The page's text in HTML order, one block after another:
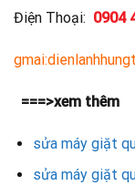
Điện Thoại: 0904
===>xem thêm
sửa máy giặt
sửa máy giặt